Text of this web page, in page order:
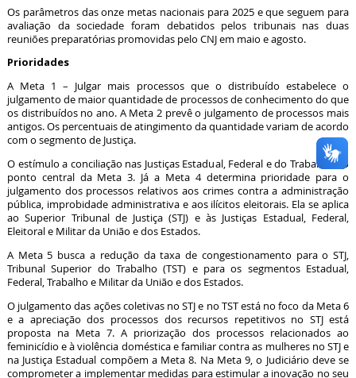
Os parâmetros das onze metas nacionais para 2025 e que seguem para
avaliação da sociedade foram debatidos pelos tribunais nas duas
reuniões preparatórias promovidas pelo CNJ em maio e agosto.
Prioridades
A Meta 1 – Julgar mais processos que o distribuído estabelece o
julgamento de maior quantidade de processos de conhecimento do que
os distribuídos no ano. A Meta 2 prevê o julgamento de processos mais
antigos. Os percentuais de atingimento da quantidade variam de acordo
com o segmento de Justiça.
O estímulo a conciliação nas Justiças Estadual, Federal e do Trabalho é o
ponto central da Meta 3. Já a Meta 4 determina prioridade para o
julgamento dos processos relativos aos crimes contra a administração
pública, improbidade administrativa e aos ilícitos eleitorais. Ela se aplica
ao Superior Tribunal de Justiça (STJ) e às Justiças Estadual, Federal,
Eleitoral e Militar da União e dos Estados.
A Meta 5 busca a redução da taxa de congestionamento para o STJ,
Tribunal Superior do Trabalho (TST) e para os segmentos Estadual,
Federal, Trabalho e Militar da União e dos Estados.
O julgamento das ações coletivas no STJ e no TST está no foco da Meta 6
e a apreciação dos processos dos recursos repetitivos no STJ está
proposta na Meta 7. A priorização dos processos relacionados ao
feminicídio e à violência doméstica e familiar contra as mulheres no STJ e
na Justiça Estadual compõem a Meta 8. Na Meta 9, o Judiciário deve se
comprometer a implementar medidas para estimular a inovação no seu